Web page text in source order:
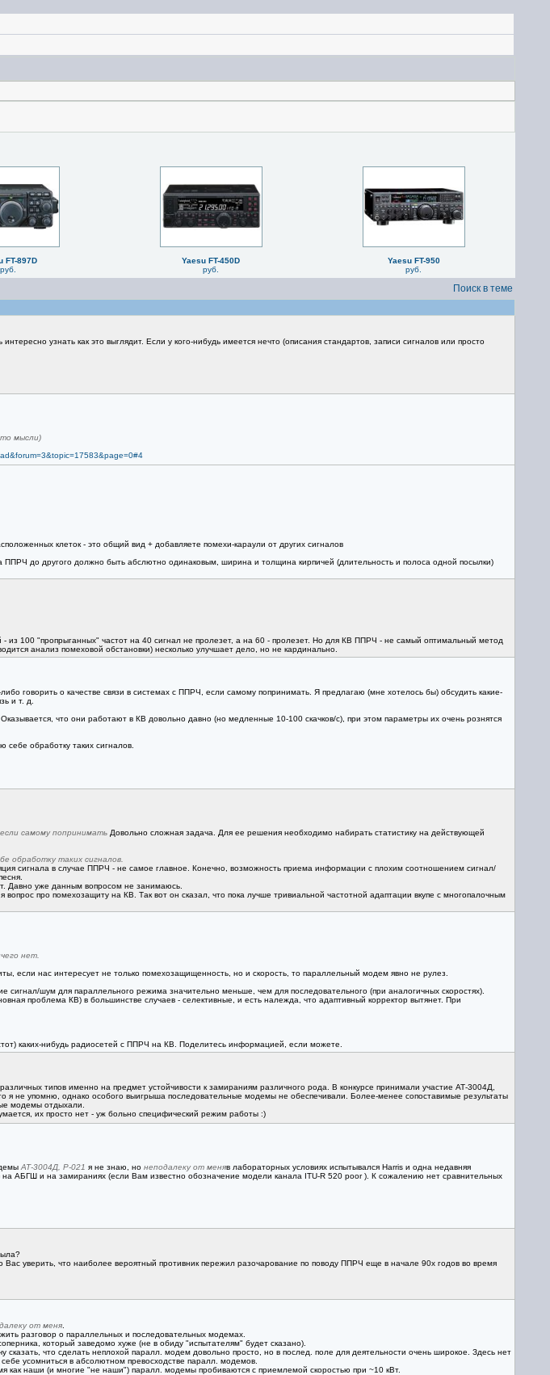
FT-897D
руб.
Yaesu FT-450D
руб.
Yaesu FT-950
руб.
Поиск в теме
узнать как это выглядит. Если у кого-нибудь имеется нечто (описания стандартов, записи сигналов или просто
мысли)
клеток - это общий вид + добавляете помехи-караули от других сигналов
ППРЧ до другого должно быть абслютно одинаковым, ширина и толщина кирпичей (длительность и полоса одной посылки)
100 "пропрыганных" частот на 40 сигнал не пролезет, а на 60 - пролезет. Но для КВ ППРЧ - не самый оптимальный метод
анализ помеховой обстановки) несколько улучшает дело, но не кардинально.
говорить о качестве связи в системах с ППРЧ, если самому попринимать. Я предлагаю (мне хотелось бы) обсудить какие-
и т. д.
что они работают в КВ довольно давно (но медленные 10-100 скачков/с), при этом параметры их очень рознятся
обработку таких сигналов.
самому поприниматьДовольно сложная задача. Для ее решения необходимо набирать статистику на действующей
обработку таких сигналов.
сигнала в случае ППРЧ - не самое главное. Конечно, возможность приема информации с плохим соотношением сигнал/
Давно уже данным вопросом не занимаюсь.
про помехозащиту на КВ. Так вот он сказал, что пока лучше тривиальной частотной адаптации вкупе с многопалочным
нет.
если нас интересует не только помехозащищенность, но и скорость, то параллельный модем явно не рулез.
шум для параллельного режима значительно меньше, чем для последовательного (при аналогичных скоростях).
проблема КВ) в большинстве случаев - селективные, и есть належда, что адаптивный корректор вытянет. При
каких-нибудь радиосетей с ППРЧ на КВ. Поделитесь информацией, если можете.
типов именно на предмет устойчивости к замираниям различного рода. В конкурсе принимали участие АТ-3004Д,
я не упомню, однако особого выигрыша последовательные модемы не обеспечивали. Более-менее сопоставимые результаты
модемы отдыхали.
их просто нет - уж больно специфический режим работы :)
АТ-3004Д, Р-021 я не знаю, но неподалеку от меняв лабораторных условиях испытывался Harris и одна недавняя
на АБГШ и на замираниях (если Вам известно обозначение модели канала ITU-R 520 poor ). К сожалению нет сравнительных
уверить, что наиболее вероятный противник пережил разочарование по поводу ППРЧ еще в начале 90х годов во время
от меня.
разговор о параллельных и последовательных модемах.
который заведомо хуже (не в обиду "испытателям" будет сказано).
что сделать неплохой паралл. модем довольно просто, но в послед. поле для деятельности очень широкое. Здесь нет
усомниться в абсолютном превосходстве паралл. модемов.
как наши (и многие "не наши") паралл. модемы пробиваются с приемлемой скоростью при ~10 кВт.